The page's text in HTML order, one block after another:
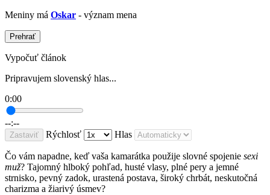
Meniny má Oskar - význam mena
Prehrať
Vypočuť článok
Pripravujem slovenský hlas...
0:00
--:--
Zastaviť Rýchlosť Hlas
Čo vám napadne, keď vaša kamarátka použije slovné spojenie sexi
muž? Tajomný hlboký pohľad, husté vlasy, plné pery a jemné
strnisko, pevný zadok, urastená postava, široký chrbát, neskutočná
charizma a žiarivý úsmev?